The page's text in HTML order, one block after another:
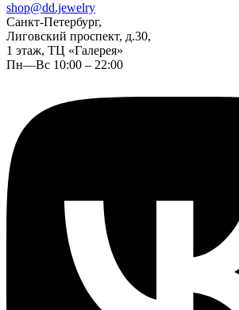
shop@dd.jewelry
Санкт-Петербург,
Лиговский проспект, д.30,
1 этаж, ТЦ «Галерея»
Пн—Вс 10:00 – 22:00